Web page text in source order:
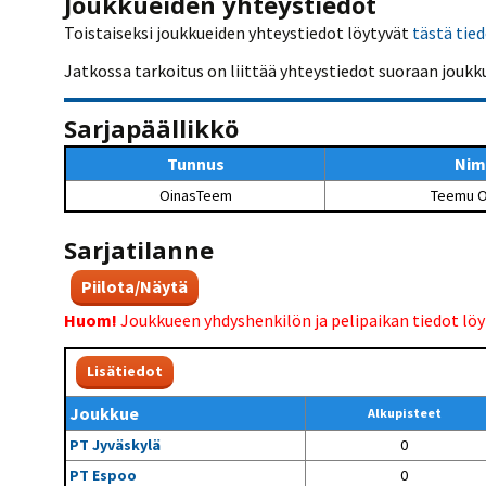
Valiokunnat
Strategia 2025-2030
Vastuullisuus
Ilmoita epäasiallisesta
käytöksestä
NETU in English
ohjeet
Rating-manuaali
Julkaistut Rating-listat
6-divisioona
Sarjatiedotteet
Pelipaikat ja
joukkueiden
yhteyshenkilöt
Seurasiirrot
Kisajärjestäjien
dokumentit
Toistaiseksi joukkueiden yhteystiedot löytyvät tästä
Jatkossa tarkoitus on liittää yhteystiedot suoraan
Sarjapäällikkö
Tunnus
OinasTeem Teemu
Sarjatilanne
Piilota/Näytä
Huom! Joukkueen yhdyshenkilön ja pelipaikan tiedot
Lisätiedot
Joukkue Alkupisteet
PT Jyväskylä 0
PT Espoo
0